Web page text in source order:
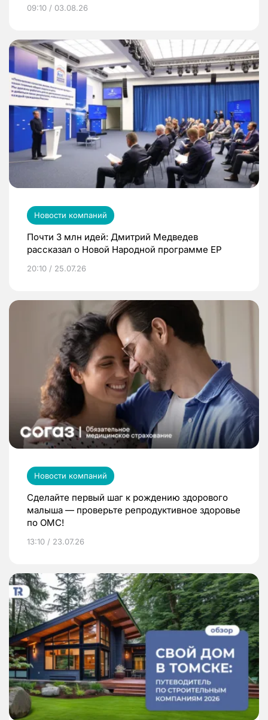
09:10 / 03.08.26
Новости компаний
Почти 3 млн идей: Дмитрий Медведев
рассказал о Новой Народной программе ЕР
20:10 / 25.07.26
Новости компаний
Сделайте первый шаг к рождению здорового
малыша — проверьте репродуктивное здоровье
по ОМС!
13:10 / 23.07.26